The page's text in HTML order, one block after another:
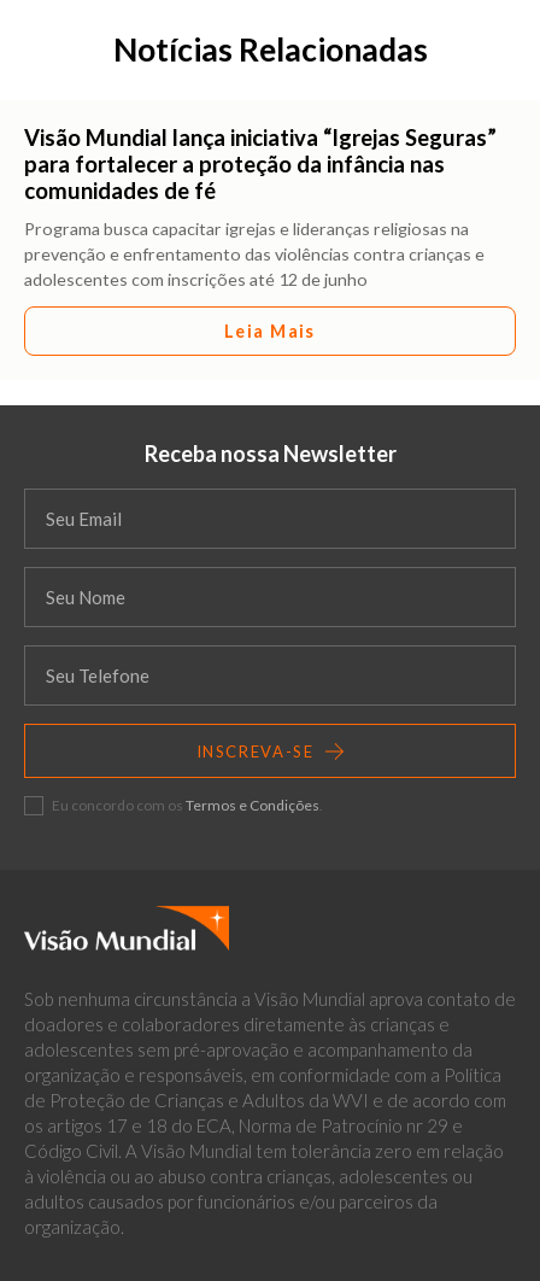
Notícias Relacionadas
Visão Mundial lança iniciativa “Igrejas Seguras”
para fortalecer a proteção da infância nas
comunidades de fé
Programa busca capacitar igrejas e lideranças religiosas na
prevenção e enfrentamento das violências contra crianças e
adolescentes com inscrições até 12 de junho
Leia Mais
Receba nossa Newsletter
INSCREVA-SE
Eu concordo com os Termos e Condições.
Sob nenhuma circunstância a Visão Mundial aprova contato de
doadores e colaboradores diretamente às crianças e
adolescentes sem pré-aprovação e acompanhamento da
organização e responsáveis, em conformidade com a Política
de Proteção de Crianças e Adultos da WVI e de acordo com
os artigos 17 e 18 do ECA, Norma de Patrocínio nr 29 e
Código Civil. A Visão Mundial tem tolerância zero em relação
à violência ou ao abuso contra crianças, adolescentes ou
adultos causados por funcionários e/ou parceiros da
organização.